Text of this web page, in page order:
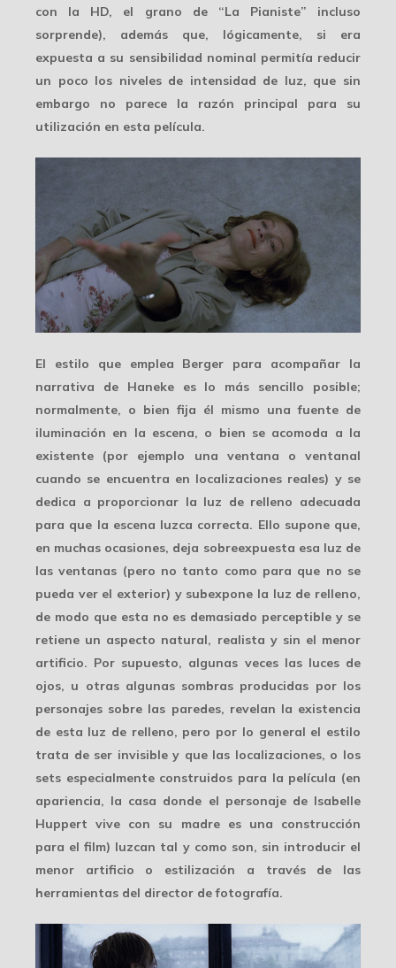
con la HD, el grano de “La Pianiste” incluso
sorprende), además que, lógicamente, si era
expuesta a su sensibilidad nominal permitía reducir
un poco los nivelesde intensidad de luz, que sin
embargo no parece la razón principal para su
utilización en esta película.
El estilo que emplea Berger para acompañar la
narrativa de Haneke es lo más sencillo posible;
normalmente, o bien fija él mismo una fuente de
iluminación en la escena, o bien se acomoda a la
existente (por ejemplo una ventana o ventanal
cuando se encuentra en localizaciones reales) y se
dedica a proporcionar la luz de relleno adecuada
para que la escena luzca correcta. Ello supone que,
en muchas ocasiones, deja sobreexpuesta esa luz de
las ventanas (pero no tanto como para que no se
pueda ver el exterior) y subexpone la luz de relleno,
de modo que esta no es demasiado perceptible y se
retiene un aspecto natural, realista y sin el menor
artificio. Por supuesto, algunas veces las luces de
ojos, u otras algunas sombras producidas por los
personajes sobre las paredes, revelan la existencia
de esta luz de relleno, pero por lo general el estilo
trata de ser invisibley que las localizaciones, o los
sets especialmente construidos para la película (en
apariencia, la casa donde el personaje de Isabelle
Huppert vive con su madre es una construcción
para el film) luzcan tal y como son, sin introducir el
menor artificio o estilización a través de las
herramientas del director de fotografía.